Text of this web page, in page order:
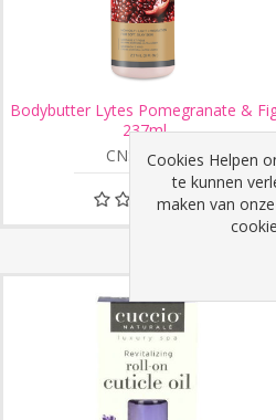
Bodybutter Lytes Pomegranate &
237ml
CNSC2015Cookies Helpen
te kunnen
maken van